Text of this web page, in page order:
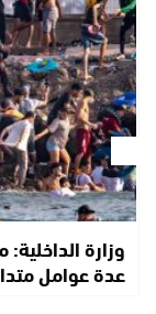
وزارة
عدة عوامل